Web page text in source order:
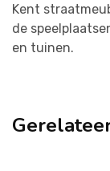
Kent
de
en tuinen.